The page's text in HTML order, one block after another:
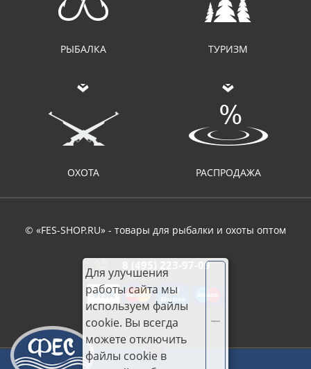
РЫБАЛКА ТУРИЗМ
ОХОТА РАСПРОДАЖА
© «FES-SHOP.RU» - товары для рыбалки и охоты оптом
8 (495) 223-97-09
Для улучшения
работы сайта мы
используем файлы
cookie. Вы всегда
можете отключить
файлы cookie в
Хорошо